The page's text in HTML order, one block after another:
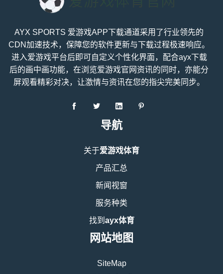
AYX SPORTS 爱游戏APP下载通道采用了行业领先的
CDN加速技术，保障您的软件更新与下载过程极速响应。
进入爱游戏平台后即可自定义个性化界面，配合ayx下载
后的画中画功能，在浏览爱游戏官网资讯的同时，亦能分
屏观看精彩对决，让激情与资讯在您的指尖完美同步。
导航
关于爱游戏体育
产品汇总
新闻视窗
服务种类
找到 ayx体育
网站地图
SiteMap